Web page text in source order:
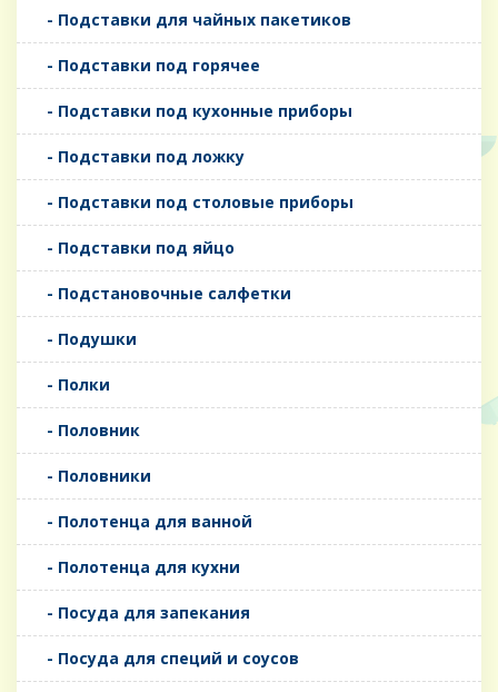
- Подставки для чайных пакетиков
- Подставки под горячее
- Подставки под кухонные приборы
- Подставки под ложку
- Подставки под столовые приборы
- Подставки под яйцо
- Подстановочные салфетки
- Подушки
- Полки
- Половник
- Половники
- Полотенца для ванной
- Полотенца для кухни
- Посуда для запекания
- Посуда для специй и соусов